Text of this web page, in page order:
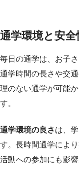
通学環境と安
毎日の通学は、お子
通学時間の長さや交
理のない通学が可能
す。
通学環境の良さは、
す。長時間通学によ
活動への参加にも影